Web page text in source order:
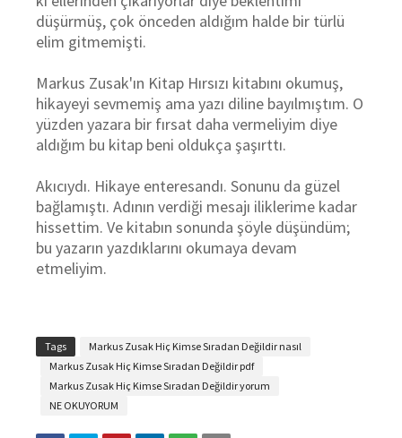
düşürmüş, çok önceden aldığım halde bir türlü
elim gitmemişti.
Markus Zusak'ın Kitap Hırsızı kitabını okumuş,
hikayeyi sevmemiş ama yazı diline bayılmıştım. O
yüzden yazara bir fırsat daha vermeliyim diye
aldığım bu kitap beni oldukça şaşırttı.
Akıcıydı. Hikaye enteresandı. Sonunu da güzel
bağlamıştı. Adının verdiği mesajı iliklerime kadar
hissettim. Ve kitabın sonunda şöyle düşündüm;
bu yazarın yazdıklarını okumaya devam
etmeliyim.
Tags
Markus Zusak Hiç Kimse Sıradan Değildir nasıl
Markus Zusak Hiç Kimse Sıradan Değildir pdf
Markus Zusak Hiç Kimse Sıradan Değildir yorum
NE OKUYORUM